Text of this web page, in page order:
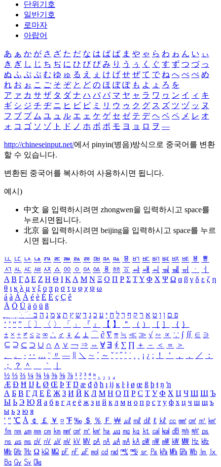
단위기호
일반기호
로마자
아랍어
あ ぁ か が さ ざ た だ な は ば ぱ ま や ゃ ら わ ゎ ん い ぃ
き ぎ し じ ち ぢ に ひ び ぴ み り う ぅ く ぐ す ず つ づ っ
ぬ ふ ぶ ぷ む ゆ ゅ る え ぇ け げ せ ぜ て で ね へ べ ぺ め
れ お ぉ こ ご そ ぞ と ど の ほ ぼ ぽ も よ ょ ろ を
ア ァ カ サ ザ タ ダ ナ ハ バ パ マ ヤ ャ ラ ワ ヮ ン イ ィ キ
ギ シ ジ チ ヂ ニ ヒ ビ ピ ミ リ ウ ゥ ク グ ス ズ ツ ヅ ッ ヌ
フ ブ プ ム ユ ュ ル エ ェ ケ ゲ セ ゼ テ デ ヘ ベ ペ メ レ オ
ォ コ ゴ ソ ゾ ト ド ノ ホ ボ ポ モ ヨ ョ ロ ヲ ―
http://chineseinput.net/에서 pinyin(병음)방식으로 중국어를 변환
할 수 있습니다.
변환된 중국어를 복사하여 사용하시면 됩니다.
예시)
中文 을 입력하시려면 zhongwen을 입력하시고 space를
누르시면됩니다.
北京 을 입력하시려면 beijing을 입력하시고 space를 누르
시면 됩니다.
ㅥ ㅦ ㅧ ㅨ ㅩ ㅪ ㅫ ㅬ ㅭ ㅮ ㅯ ㅰ ㅱ ㅲ ㅳ ㅴ ㅵ ㅶ ㅷ ㅸ
ㅹ
ㅺ ㅻ ㅼ ㅽ ㅾ ㅿ ㆀ ㆁ ㆂ ㆃ ㆄ ㆅ ㆆ ㆇ ㆈ ㆉ ㆊ ㆋ ㆌ ㆍ
ㆎ
Α Β ΓΔ Ε Ζ Η Θ Ι ΚΛ Μ Ν Ξ Ο Π Ρ Σ ΤΥ Φ Χ Ψ Ω α β γ δ ε ζ η
θ ι κ λ μ ν ξ ο π ρ σ τ υ φ χ ψ ω
á à Á À é è É È ç Ç ê
Ä Ö Ü ä ö ü ß
ִֶֹ ֻּ ׁׂ פ ם ן ו ט א ר ק ף ך ל ח י ע כ ג ד ש ץ ת צ מ נ ה ב
‘ ’ “ ” 〔 〕 〈 〉 「 」 『 』 【 】 ＂ （ ） ［ ］ ｛ ｝
± × ÷ ≠ ≤ ≥ ∞ ∴ ♂ ♀ ∠ ⊥ ⌒ ∂ ∇ ≡ ≒ ≪ ≫ √ ∽ ∝ ∵ ∫ ∬ ∈ ∋
⊆ ⊇ ⊂ ⊃ ∪ ∩ ∧ ∨ ￢ ⇒ ⇔ ∀ ∃ ∮ ∑ ∏ ＋ － ＜ ＝
＞
、
。 · ‥ … ¨ 〃 ― ＼ ∼ ´ ～ ˇ ˘ ˝ ˚ ˙ ¸ ¡ ¿ ː ！ ＇ ， ． ／
：
；
？ ＾ ｀
½ ⅓ ⅔ ¼ ¾ ⅛ ⅜ ⅝ ⅞ ¹ ² ³ ⁴ ⁿ ₁ ₂ ₃ ₄
Æ Ð Ħ Ĳ Ł Ø Œ Þ Ŧ Ŋ æ đ ð ħ ı ĳ ĸ ŀ ł ø œ ß þ ŧ ŋ ŉ
А Б В Г Д Е Ё Ж З И Й К Л М Н О П Р С Т У Ф Х Ц Ч Ш Щ Ъ
Ы Ь Э Ю Я а б в г д е ё ж з и й к л м н о п р с т у ф х ц ч ш щ ъ
ы ь э ю я
′ ″ ℃ Å ￠ ￡ ￥ ¤ ℉ ‰ ＄ ％ Ｆ ￦ ㎕ ㎖ ㎗ ℓ ㎘ ㏄ ㎣ ㎤ ㎥ ㎦
㎙ ㎚ ㎛ ㎜ ㎝ ㎞ ㎟ ㎠ ㎡ ㎢ ㏊ ㎍ ㎎ ㎏ ㏏ ㎈ ㎉ ㏈ ㎧ ㎨ ㎰
㎱ ㎲ ㎳ ㎴ ㎵ ㎶ ㎷ ㎸ ㎹ ㎀ ㎁ ㎂ ㎃ ㎄ ㎺ ㎻ ㎽ ㎾ ㎿ ㎐ ㎑
㎒ ㎓ ㎔ Ω ㏀ ㏁ ㎊ ㎋ ㎌ ㏖ ㏅ ㎭ ㎮ ㎯ ㏛ ㎩ ㎪ ㎫ ㎬ ㏝ ㏐
㏓
㏃ ㏉ ㏜ ㏆